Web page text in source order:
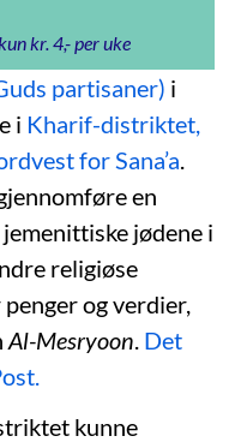
kr. 4,- per uke
partisaner) i
i Kharif-distriktet,
for Sana’a
en
jødene i
religiøse
og verdier,
Al-Mesryoon Det
kunne